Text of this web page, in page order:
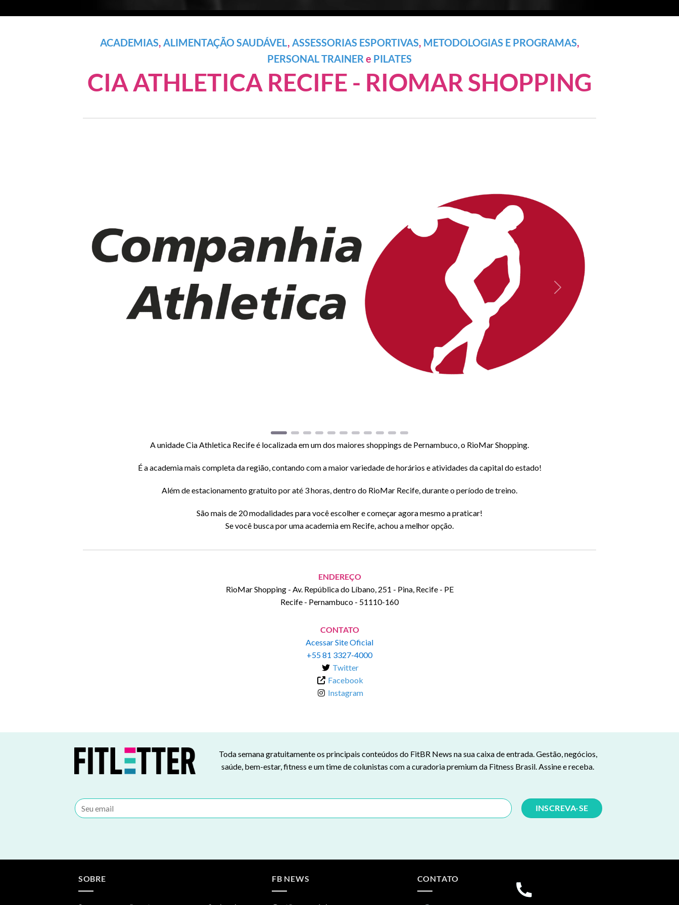
ACADEMIAS, ALIMENTAÇÃO SAUDÁVEL, ASSESSORIAS ESPORTIVAS, METODOLOGIAS E PROGRAMAS,
PERSONAL TRAINER e PILATES
CIA ATHLETICA RECIFE - RIOMAR SHOPPING
Anterior Próximo
A unidade Cia Athletica Recife é localizada em um dos maiores shoppings de Pernambuco, o RioMar Shopping.
É a academia mais completa da região, contando com a maior variedade de horários e atividades da capital do estado!
Além de estacionamento gratuito por até 3 horas, dentro do RioMar Recife, durante o período de treino.
São mais de 20 modalidades para você escolher e começar agora mesmo a praticar!
Se você busca por uma academia em Recife, achou a melhor opção.
ENDEREÇO
RioMar Shopping - Av. República do Líbano, 251 - Pina, Recife - PE
Recife - Pernambuco - 51110-160
CONTATO
Acessar Site Oficial
+55 81 3327-4000
Twitter
Facebook
Instagram
Toda semana gratuitamente os principais conteúdos do FitBR News na sua caixa de entrada. Gestão, negócios,
saúde, bem-estar, fitness e um time de colunistas com a curadoria premium da Fitness Brasil. Assine e receba.
SOBRE FB NEWS CONTATO